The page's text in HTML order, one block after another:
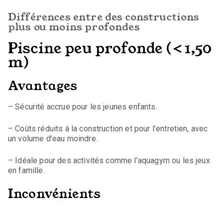
Différences entre des constructions
plus ou moins profondes
Piscine peu profonde (< 1,50
m)
Avantages
– Sécurité accrue pour les jeunes enfants.
– Coûts réduits à la construction et pour l’entretien, avec
un volume d’eau moindre.
– Idéale pour des activités comme l’aquagym ou les jeux
en famille.
Inconvénients